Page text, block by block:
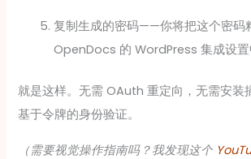
复制生成的密码——你将把这个密码
OpenDocs 的 WordPress 集成设置
就是这样。无需 OAuth 重定向，无需安装
基于令牌的身份验证。
（需要视觉操作指南吗？我发现这个